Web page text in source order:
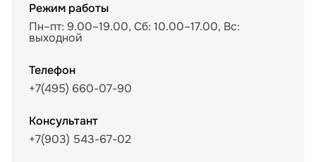
Режим работы
Пн–пт: 9.00–19.00, Сб: 10.00–17.00, Вс:
выходной
Телефон
+7(495) 660-07-90
Консультант
+7(903) 543-67-02